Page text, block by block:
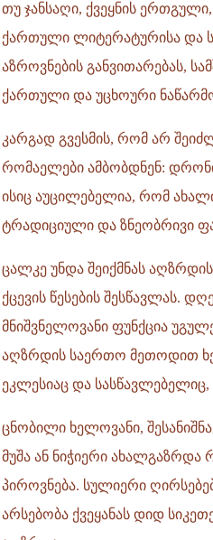
თუ ჯანსაღი, ქვეყნის
ქართული ლიტერატურისა და
აზროვნების განვითარებას,
ქართული და უცხოური
კარგად გვესმის, რომ არ
რომაელები ამბობდნენ:
ისიც აუცილებელია, რომ
ტრადიციული და ზნეობრივი
ცალკე უნდა შეიქმნას
ქცევის წესების შესწავლას.
მნიშვნელოვანი ფუნქცია
აღზრდის საერთო მეთოდით
ეკლესიაც და
ცნობილი ხელოვანი,
მუშა ან ნიჭიერი
პიროვნება. სულიერი
არსებობა ქვეყანას დიდ